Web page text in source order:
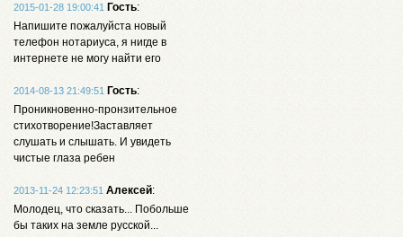
2015-01-28 19:00:41 Гость:
Напишите пожалуйста новый
телефон нотариуса, я нигде в
интернете не могу найти его
2014-08-13 21:49:51 Гость:
Проникновенно-пронзительное
стихотворение!Заставляет
слушать и слышать. И увидеть
чистые глаза ребен
2013-11-24 12:23:51 Алексей:
Молодец, что сказать... Побольше
бы таких на земле русской...